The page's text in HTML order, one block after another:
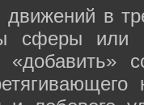
движений в
сферы или
«добавить»